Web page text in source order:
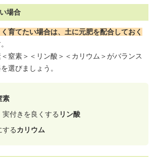
場合
育てたい場合は、土に元肥を配合しておく
窒素＞＜リン酸＞＜カリウム＞がバランス
選びましょう。
素
実付きを良くする リン酸
するカリウム